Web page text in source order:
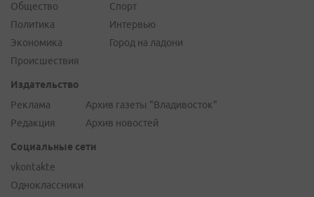
Общество
Политика
Экономика
Происшествия
Спорт
Интервью
Город на ладони
Издательство
Реклама
Редакция
Архив газеты "Владивосток"
Архив новостей
Социальные сети
vkontakte
Одноклассники